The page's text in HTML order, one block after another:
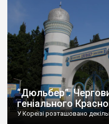
“Дюльбер”.
геніального
У Кореїзі розташовано